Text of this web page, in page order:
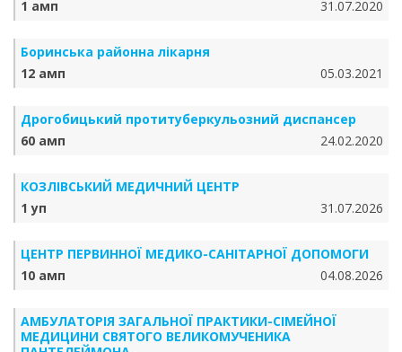
1 амп
31.07.2020
Боринська районна лікарня
12 амп
05.03.2021
Дрогобицький протитуберкульозний диспансер
60 амп
24.02.2020
КОЗЛІВСЬКИЙ МЕДИЧНИЙ ЦЕНТР
1 уп
31.07.2026
ЦЕНТР ПЕРВИННОЇ МЕДИКО-САНІТАРНОЇ ДОПОМОГИ
10 амп
04.08.2026
АМБУЛАТОРІЯ ЗАГАЛЬНОЇ ПРАКТИКИ-СІМЕЙНОЇ
МЕДИЦИНИ СВЯТОГО ВЕЛИКОМУЧЕНИКА